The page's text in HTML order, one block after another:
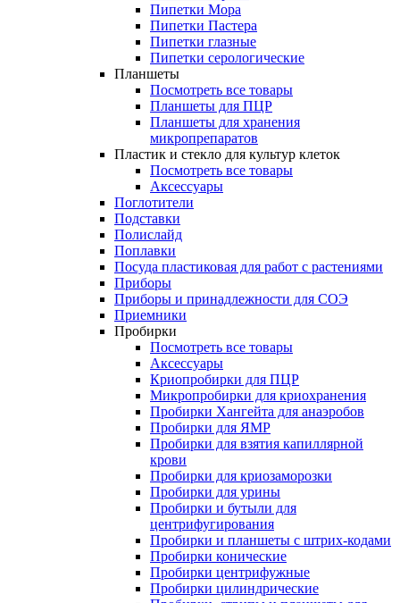
Пипетки Мора
Пипетки Пастера
Пипетки глазные
Пипетки серологические
Планшеты
Посмотреть все товары
Планшеты для ПЦР
Планшеты для хранения
микропрепаратов
Пластик и стекло для культур клеток
Посмотреть все товары
Аксессуары
Поглотители
Подставки
Полислайд
Поплавки
Посуда пластиковая для работ с растениями
Приборы
Приборы и принадлежности для СОЭ
Приемники
Пробирки
Посмотреть все товары
Аксессуары
Криопробирки для ПЦР
Микропробирки для криохранения
Пробирки Хангейта для анаэробов
Пробирки для ЯМР
Пробирки для взятия капиллярной
крови
Пробирки для криозаморозки
Пробирки для урины
Пробирки и бутыли для
центрифугирования
Пробирки и планшеты с штрих-кодами
Пробирки конические
Пробирки центрифужные
Пробирки цилиндрические